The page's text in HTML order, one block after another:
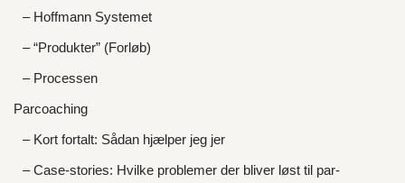
– Hoffmann Systemet
– “Produkter” (Forløb)
– Processen
Parcoaching
– Kort fortalt: Sådan hjælper jeg jer
– Case-stories: Hvilke problemer der bliver løst til par-